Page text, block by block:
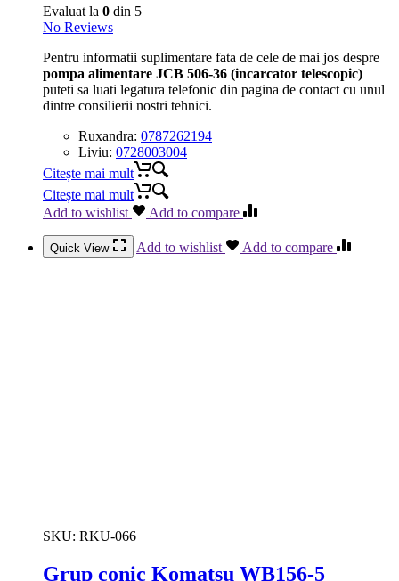
Evaluat la 0 din 5
No Reviews
Pentru informatii suplimentare fata de cele de mai jos despre
pompa alimentare JCB 506-36 (incarcator telescopic)
puteti sa luati legatura telefonic din pagina de contact cu unul
dintre consilierii nostri tehnici.
Ruxandra: 0787262194
Liviu: 0728003004
Citește mai mult
Citește mai mult
Add to wishlist
Add to compare
Quick View Add to wishlist Add to compare
SKU: RKU-066
Grup conic Komatsu WB156-5